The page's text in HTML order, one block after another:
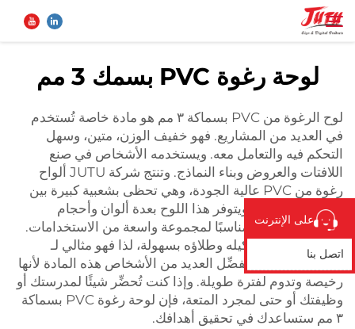
الصفحة الرئيسية
المنتجات
من نحن
تطبيق
الأخبار
بحث
على الإنترنت
اتصل بنا
لوحة رغوة PVC بسمك 3 مم
لوح الرغوة من PVC بسماكة ٣ مم هو مادة خاصة تُستخدم
في العديد من المشاريع. فهو خفيف الوزن، متين، وسهل
التحكم فيه والتعامل معه. ويستخدمه الأشخاص في صنع
اللافتات والعروض وبناء النماذج. وتنتج شركة JUTU ألواح
رغوة من PVC عالية الجودة، وهي تحظى بشعبية كبيرة بين
البنّائين والفنانين. ويتوفر هذا اللوح بعدة ألوان وأحجام
مختلفة، ما يجعله مناسبًا لمجموعة واسعة من الاستخدامات.
ويمكنك قصّه وتشكيله وطلاؤه بسهولة، لذا فهو مثالي لـ
الأعمال الإبداعية
يُفضِّل العديد من الأشخاص هذه المادة لأنها
رخيصة وتدوم لفترة طويلة. وإذا كنت تُحضِّر شيئًا لمدرستك أو
وظيفتك أو حتى لمجرد المتعة، فإن لوحة رغوة PVC بسماكة
٣ مم ستساعدك في تحقيق أهدافك.